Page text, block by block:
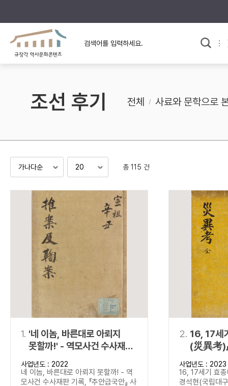
규장각의 어제와 오늘
규장각 소개영상
사료와 문학으로 본
고대
조선 후기
검색 연산자 사용안내
정조 AND 정약용
“정조”와 “정약
“정조” 또는 “
NOT 정조 NOT 정약용
“정조”가 나온
료를 검색
조선 후기 전체 사료와 문학으로
총 115 건
1. '네 이놈, 바른대로 아뢰지
못할까!' - 역모사건 수사재판
기록, 『추안급국안』
사업년도 : 2022
네 이놈, 바른대로 아뢰지 못할까! - 역
모사건 수사재판 기록, 『추안급국안』 사
2. 16, 17세
(災異考)
사업년도 : 2023
16, 17세기 효
경석현(국립대